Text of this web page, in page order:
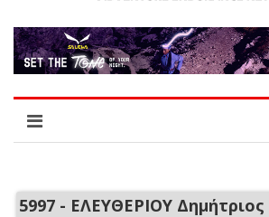
5997 - ΕΛΕΥΘΕΡΙΟΥ Δημήτριος